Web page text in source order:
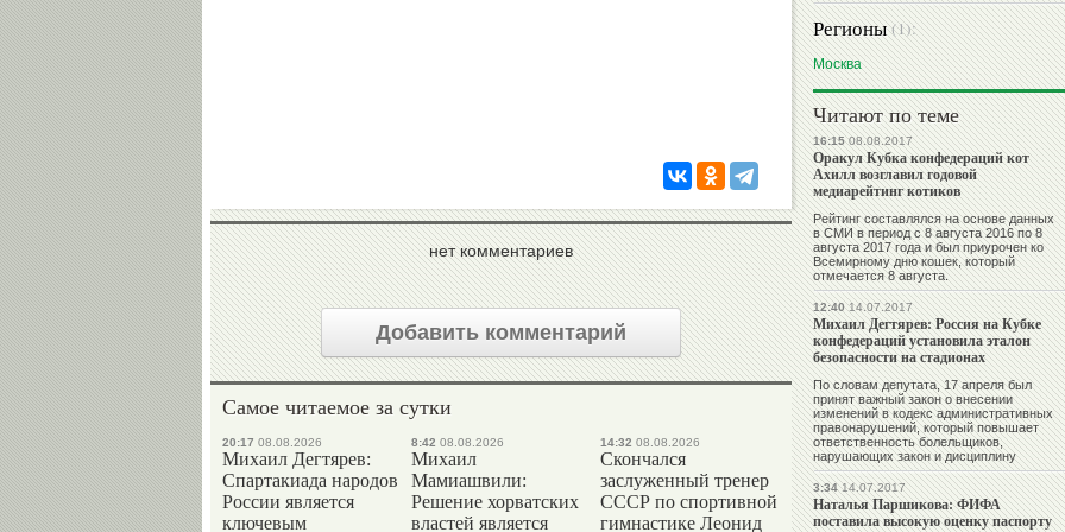
нет комментариев
Добавить комментарий
Самое читаемое за сутки
20:17 08.08.2026
Михаил Дегтярев:
Спартакиада народов
России является
ключевым
8:42 08.08.2026
Михаил
Мамиашвили:
Решение хорватских
властей является
14:32 08.08.2026
Скончался
заслуженный тренер
СССР по спортивной
гимнастике Леонид
Регионы(1):
Москва
Читают по теме
16:1508.08.2017
Оракул Кубка конфедераций кот
Ахилл возглавил годовой
медиарейтинг котиков
Рейтинг составлялся на основе данных
в СМИ в период с 8 августа 2016 по 8
августа 2017 года и был приурочен ко
Всемирному дню кошек, который
отмечается 8 августа.
12:4014.07.2017
Михаил Дегтярев: Россия на Кубке
конфедераций установила эталон
безопасности на стадионах
По словам депутата, 17 апреля был
принят важный закон о внесении
изменений в кодекс административных
правонарушений, который повышает
ответственность болельщиков,
нарушающих закон и дисциплину
3:3414.07.2017
Наталья Паршикова: ФИФА
поставила высокую оценку паспорту